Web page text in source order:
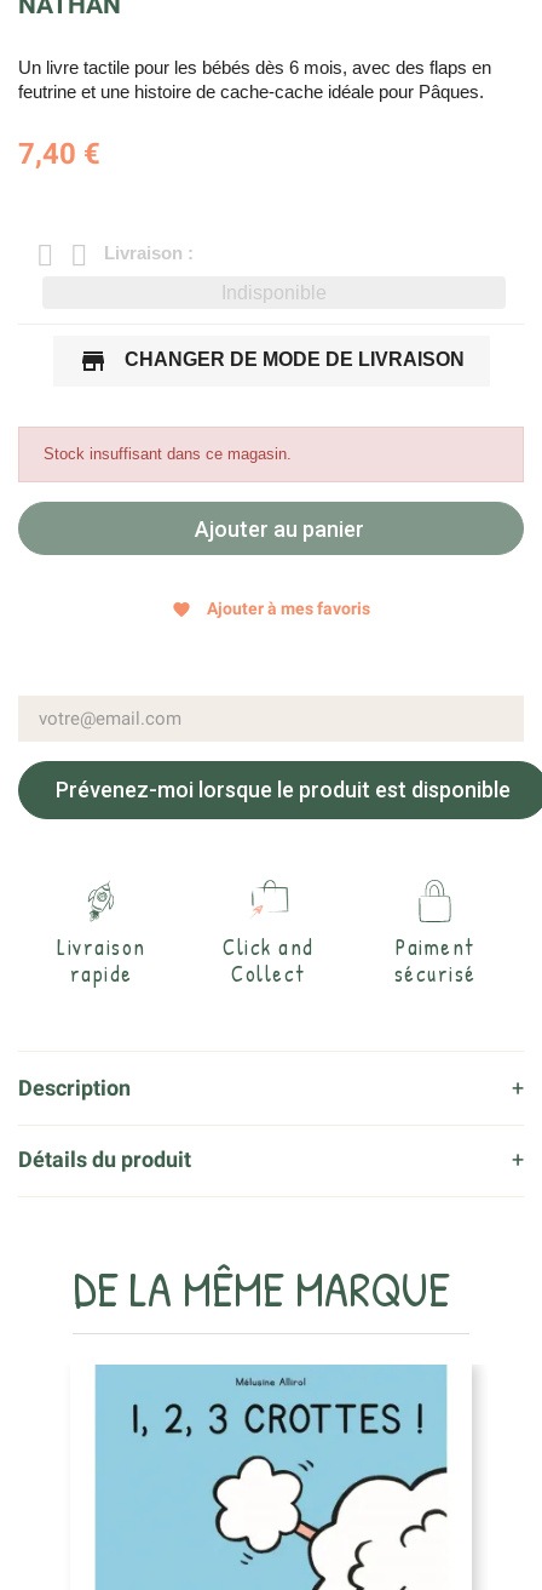
Un livre tactile pour les bébés dès 6 mois, avec des flaps en
feutrine et une histoire de cache-cache idéale pour Pâques.
7,40 €
Livraison :
Indisponible
store CHANGER DE MODE DE LIVRAISON
Stock insuffisant dans ce magasin.
Ajouter au panier
favorite Ajouter à mes favoris
Prévenez-moi lorsque le produit est disponible
Livraison
rapide
Click and
Collect
Paiment
sécurisé
Description
Détails du produit
DE LA MÊME MARQUE